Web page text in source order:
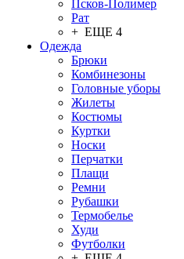
Псков-Полимер
Рат
+ ЕЩЕ 4
Одежда
Брюки
Комбинезоны
Головные уборы
Жилеты
Костюмы
Куртки
Носки
Перчатки
Плащи
Ремни
Рубашки
Термобелье
Худи
Футболки